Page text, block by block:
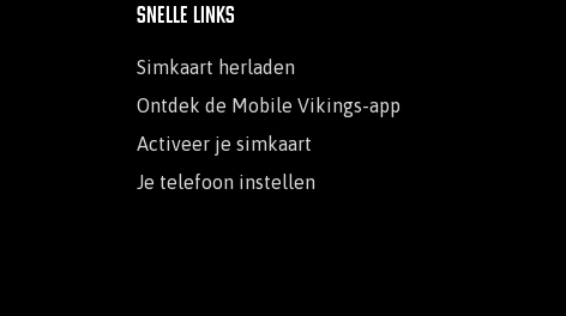
Snelle links
Simkaart herladen
Ontdek de Mobile Vikings-app
Activeer je simkaart
Je telefoon instellen